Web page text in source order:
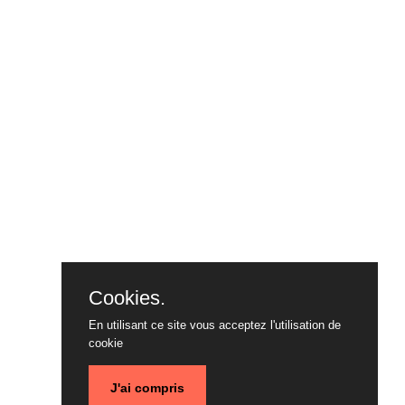
Cookies.
En utilisant ce site vous acceptez l'utilisation de
cookie
J'ai compris